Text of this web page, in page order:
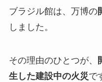
ブラジル館は、万博の
しました。
その理由のひとつが、
生した建設中の火災で